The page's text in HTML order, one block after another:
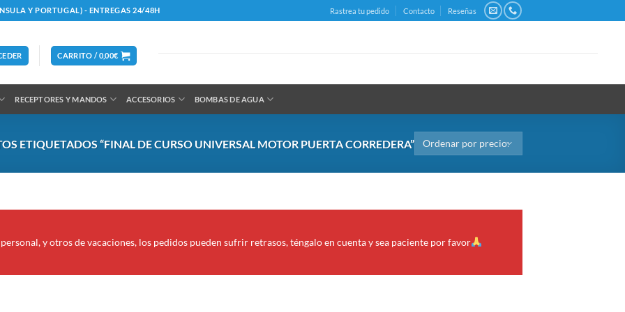
Y PORTUGAL) - ENTREGAS 24/48H Rastrea tu pedido Contacto Reseñas
CARRITO /0,00€
RECEPTORES Y MANDOS ACCESORIOS BOMBAS DE AGUA
ETIQUETADOS “FINAL DE CURSO UNIVERSAL MOTOR PUERTA CORREDERA”
y otros de vacaciones, los pedidos pueden sufrir retrasos, téngalo en cuenta y sea paciente por favor